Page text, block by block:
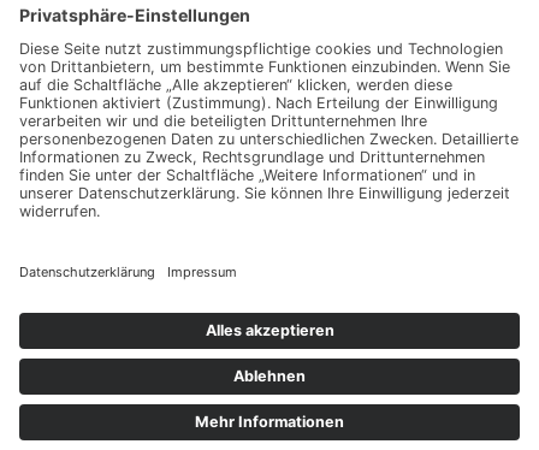
Sitemap
Spenden
Folgt uns auf
Instagram